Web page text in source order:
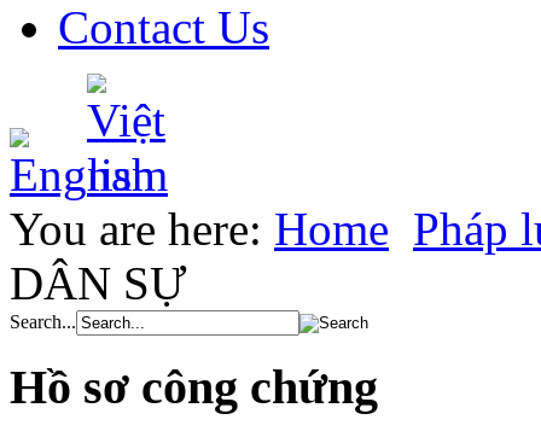
Contact Us
You are here: Home Pháp
DÂN SỰ
Search...
Hồ sơ công chứng